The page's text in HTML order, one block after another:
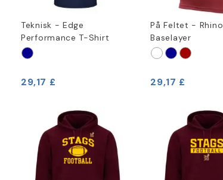
Teknisk - Edge
Performance T-Shirt
29,17 £
På Feltet - Rhino
Baselayer
29,17 £